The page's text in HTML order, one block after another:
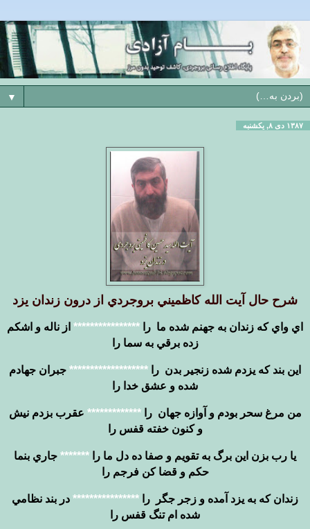
▼
۱۳۸۷ دی ۸, یکشنبه
شرح حال آيت الله كاظميني بروجردي از درون زندان يزد
اي واي كه زندان به جهنم شده ما را **************** از ناله و اشكم
زده برقي به سما را
اين بند كه يزدم شده زنجير بدن را ******************* جبران جهادم
شده و عشق خدا را
من مرغ سحر بودم و آوازه جهان را************* عقرب بزدم نيش
و كنون خفته قفس را
يا رب بزن اين برگ به تقويم و صفا ده دل ما را ******* جاري بنما
حكم و قضا كن فرجم را
زندان كه به يزد آمده و زجر جگر را **************** در بند نظامي
شده ام تنگ قفس را